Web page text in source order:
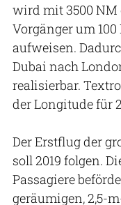
wird mit 3500 NM
Vorgänger um
aufweisen.
Dubai nach
realisierbar.
der Longitude für
Der Erstflug der
soll 2019 folgen.
Passagiere
geräumigen, 2,5-